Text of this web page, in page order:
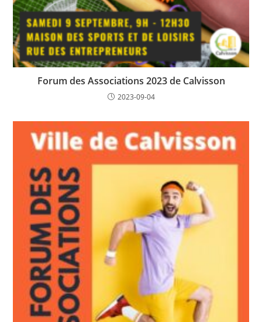
Forum des Associations 2023 de Calvisson
2023-09-04